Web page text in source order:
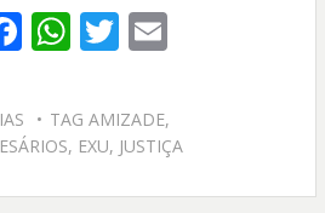
F
e
b
o
W
at
s
A
T
itt
er
E
l
TAG AMIZADE,
, EXU, JUSTIÇA